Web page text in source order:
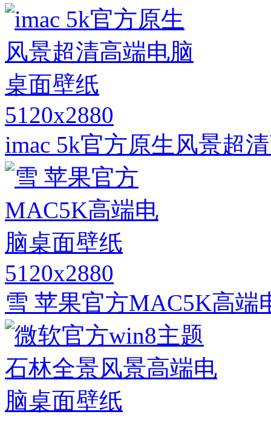
5120x2880
imac 5k官方原生风景超
5120x2880
雪 苹果官方MAC5K高端